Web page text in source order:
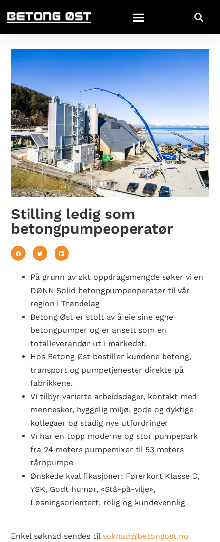
Stilling ledig som
betongpumpeoperatør
På grunn av økt oppdragsmengde søker vi en
DØNN Solid betongpumpeoperatør til vår
region i Trøndelag
Betong Øst er stolt av å eie sine egne
betongpumper og er ansett som en
totalleverandør ut i markedet.
Hos Betong Øst bestiller kundene betong,
transport og pumpetjenester direkte på
fabrikkene.
Vi tilbyr varierte arbeidsdager, kontakt med
mennesker, hyggelig miljø, gode og dyktige
kollegaer og stadig nye utfordringer
Vi har en topp moderne og stor pumpepark
fra 24 meters pumpemixer til 53 meters
tårnpumpe
Ønskede kvalifikasjoner: Førerkort Klasse C,
YSK, Godt humør, «Stå-på-vilje»,
Løsningsorientert, rolig og kundevennlig
Enkel søknad sendes til soknad@betongost.no